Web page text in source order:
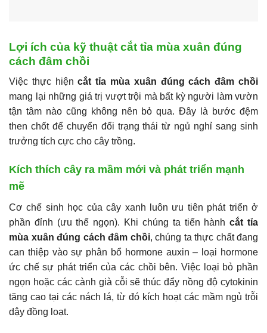
Lợi ích của kỹ thuật cắt tỉa mùa xuân đúng
cách đâm chồi
Việc thực hiệncắt tỉa mùa xuân đúng cách đâm chồi
mang lại những giá trị vượt trội mà bất kỳ người làm vườn
tận tâm nào cũng không nên bỏ qua. Đây là bước đệm
then chốt để chuyển đổi trạng thái từ ngủ nghỉ sang sinh
trưởng tích cực cho cây trồng.
Kích thích cây ra mầm mới và phát triển mạnh
mẽ
Cơ chế sinh học của cây xanh luôn ưu tiên phát triển ở
phần đỉnh (ưu thế ngọn). Khi chúng ta tiến hànhcắt tỉa
mùa xuân đúng cách đâm chồi, chúng ta thực chất đang
can thiệp vào sự phân bổ hormone auxin – loại hormone
ức chế sự phát triển của các chồi bên. Việc loại bỏ phần
ngọn hoặc các cành già cỗi sẽ thúc đẩy nồng độ cytokinin
tăng cao tại các nách lá, từ đó kích hoạt các mầm ngủ trỗi
dậy đồng loạt.